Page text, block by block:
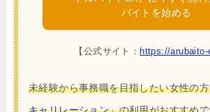
バイトを始める
【公式サイト： https://
未経験から事務職を目指したい女性の